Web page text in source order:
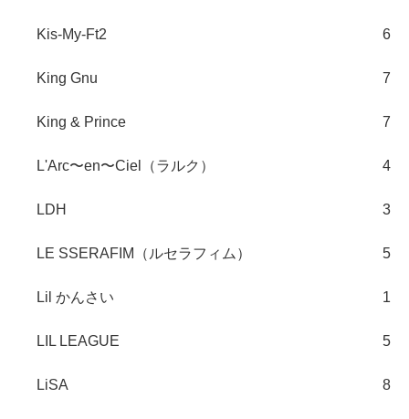
Kis-My-Ft2 6
King Gnu 7
King & Prince 7
L'Arc〜en〜Ciel（ラルク） 4
LDH 3
LE SSERAFIM（ルセラフィム） 5
Lil かんさい 1
LIL LEAGUE 5
LiSA 8